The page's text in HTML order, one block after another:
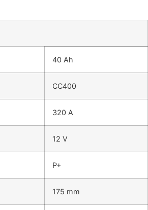
40 Ah
CC400
320 A
12 V
P+
175 mm